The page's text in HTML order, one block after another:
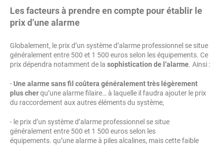
Les facteurs à prendre en compte pour établir le
prix d’une alarme
Globalement, le prix d’un système d’alarme professionnel se situe
généralement entre 500 et 1 500 euros selon les équipements. Ce
prix dépendra notamment de la sophistication de l’alarme. Ainsi :
-Une alarme sans fil coûtera généralement très légèrement
plus cherqu’une alarme filaire… à laquelle il faudra ajouter le prix
du raccordement aux autres éléments du système,
- le prix d’un système d’alarme professionnel se situe
généralement entre 500 et 1 500 euros selon les
équipements. qu’une alarme à piles alcalines, mais cette faible